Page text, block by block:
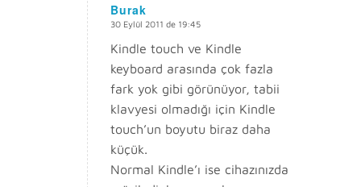
Burak
says:
30 Eylül 2011 de 19:45
Kindle touch ve Kindle
keyboard arasında çok fazla
fark yok gibi görünüyor, tabii
klavyesi olmadığı için Kindle
touch’un boyutu biraz daha
küçük.
Normal Kindle’ı ise cihazınızda